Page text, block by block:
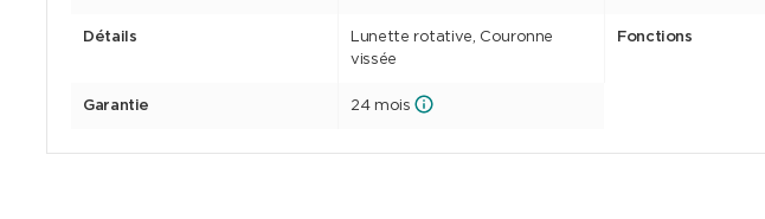
Détails
Lunette rotative, Couronne
vissée
Fonctions
Garantie 24 mois